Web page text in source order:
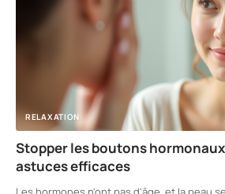
RELAXATION
Stopper les boutons
astuces efficaces